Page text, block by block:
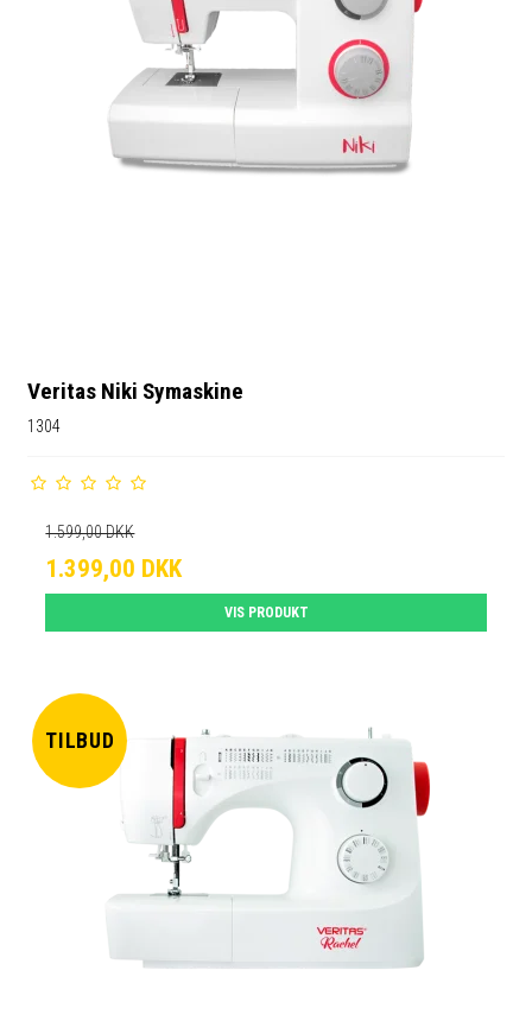
Veritas Niki Symaskine
1304
1.599,00 DKK
1.399,00 DKK
VIS PRODUKT
TILBUD